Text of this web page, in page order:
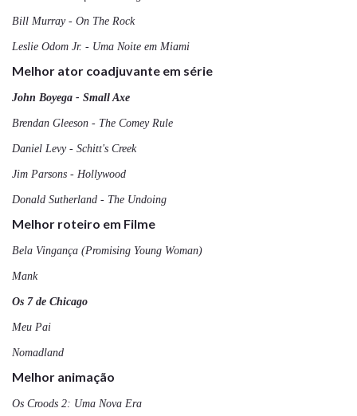
Bill Murray - On The Rock
Leslie Odom Jr. - Uma Noite em Miami
Melhor ator coadjuvante em série
John Boyega - Small Axe
Brendan Gleeson - The Comey Rule
Daniel Levy - Schitt's Creek
Jim Parsons - Hollywood
Donald Sutherland - The Undoing
Melhor roteiro em Filme
Bela Vingança (Promising Young Woman)
Mank
Os 7 de Chicago
Meu Pai
Nomadland
Melhor animação
Os Croods 2: Uma Nova Era